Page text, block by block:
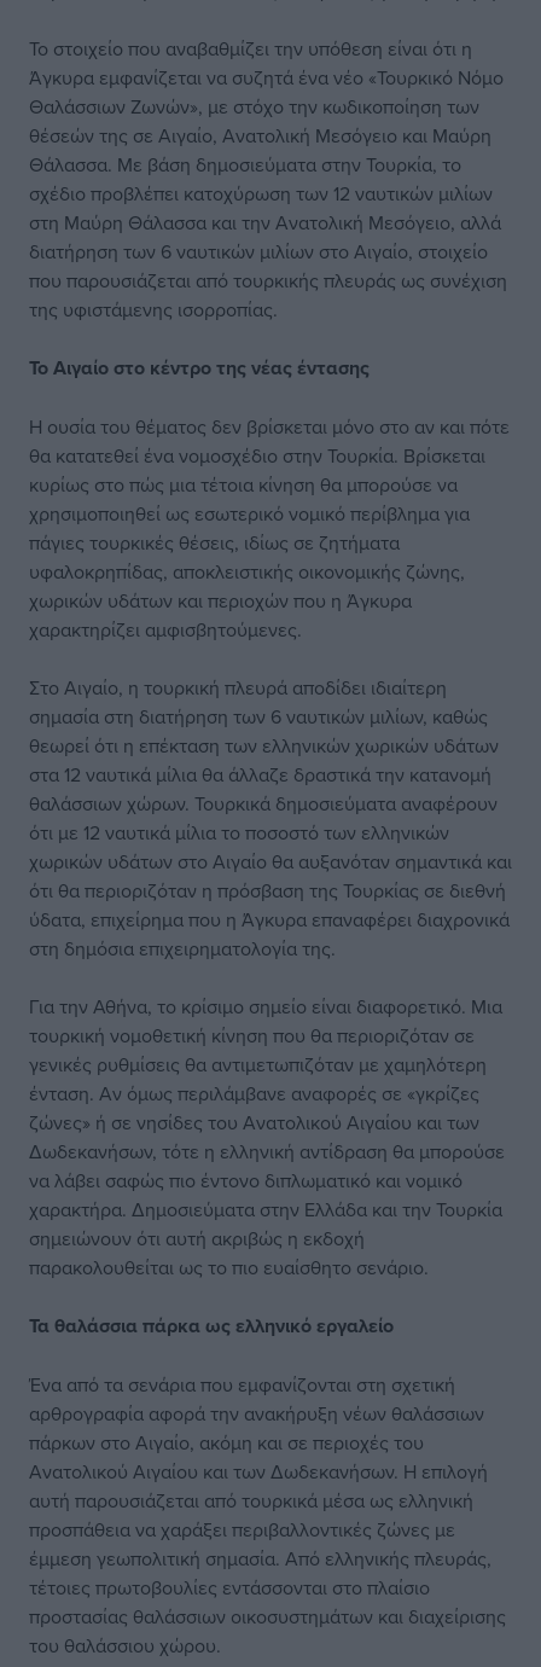
Το στοιχείο που αναβαθμίζει την υπόθεση είναι ότι η
Άγκυρα εμφανίζεται να συζητά ένα νέο «Τουρκικό Νόμο
Θαλάσσιων Ζωνών», με στόχο την κωδικοποίηση των
θέσεών της σε Αιγαίο, Ανατολική Μεσόγειο και Μαύρη
Θάλασσα. Με βάση δημοσιεύματα στην Τουρκία, το
σχέδιο προβλέπει κατοχύρωση των 12 ναυτικών μιλίων
στη Μαύρη Θάλασσα και την Ανατολική Μεσόγειο, αλλά
διατήρηση των 6 ναυτικών μιλίων στο Αιγαίο, στοιχείο
που παρουσιάζεται από τουρκικής πλευράς ως συνέχιση
της υφιστάμενης ισορροπίας.
Το Αιγαίο στο κέντρο της νέας έντασης
Η ουσία του θέματος δεν βρίσκεται μόνο στο αν και πότε
θα κατατεθεί ένα νομοσχέδιο στην Τουρκία. Βρίσκεται
κυρίως στο πώς μια τέτοια κίνηση θα μπορούσε να
χρησιμοποιηθεί ως εσωτερικό νομικό περίβλημα για
πάγιες τουρκικές θέσεις, ιδίως σε ζητήματα
υφαλοκρηπίδας, αποκλειστικής οικονομικής ζώνης,
χωρικών υδάτων και περιοχών που η Άγκυρα
χαρακτηρίζει αμφισβητούμενες.
Στο Αιγαίο, η τουρκική πλευρά αποδίδει ιδιαίτερη
σημασία στη διατήρηση των 6 ναυτικών μιλίων, καθώς
θεωρεί ότι η επέκταση των ελληνικών χωρικών υδάτων
στα 12 ναυτικά μίλια θα άλλαζε δραστικά την κατανομή
θαλάσσιων χώρων. Τουρκικά δημοσιεύματα αναφέρουν
ότι με 12 ναυτικά μίλια το ποσοστό των ελληνικών
χωρικών υδάτων στο Αιγαίο θα αυξανόταν σημαντικά και
ότι θα περιοριζόταν η πρόσβαση της Τουρκίας σε διεθνή
ύδατα, επιχείρημα που η Άγκυρα επαναφέρει διαχρονικά
στη δημόσια επιχειρηματολογία της.
Για την Αθήνα, το κρίσιμο σημείο είναι διαφορετικό. Μια
τουρκική νομοθετική κίνηση που θα περιοριζόταν σε
γενικές ρυθμίσεις θα αντιμετωπιζόταν με χαμηλότερη
ένταση. Αν όμως περιλάμβανε αναφορές σε «γκρίζες
ζώνες» ή σε νησίδες του Ανατολικού Αιγαίου και των
Δωδεκανήσων, τότε η ελληνική αντίδραση θα μπορούσε
να λάβει σαφώς πιο έντονο διπλωματικό και νομικό
χαρακτήρα. Δημοσιεύματα στην Ελλάδα και την Τουρκία
σημειώνουν ότι αυτή ακριβώς η εκδοχή
παρακολουθείται ως το πιο ευαίσθητο σενάριο.
Τα θαλάσσια πάρκα ως ελληνικό εργαλείο
Ένα από τα σενάρια που εμφανίζονται στη σχετική
αρθρογραφία αφορά την ανακήρυξη νέων θαλάσσιων
πάρκων στο Αιγαίο, ακόμη και σε περιοχές του
Ανατολικού Αιγαίου και των Δωδεκανήσων. Η επιλογή
αυτή παρουσιάζεται από τουρκικά μέσα ως ελληνική
προσπάθεια να χαράξει περιβαλλοντικές ζώνες με
έμμεση γεωπολιτική σημασία. Από ελληνικής πλευράς,
τέτοιες πρωτοβουλίες εντάσσονται στο πλαίσιο
προστασίας θαλάσσιων οικοσυστημάτων και διαχείρισης
του θαλάσσιου χώρου.